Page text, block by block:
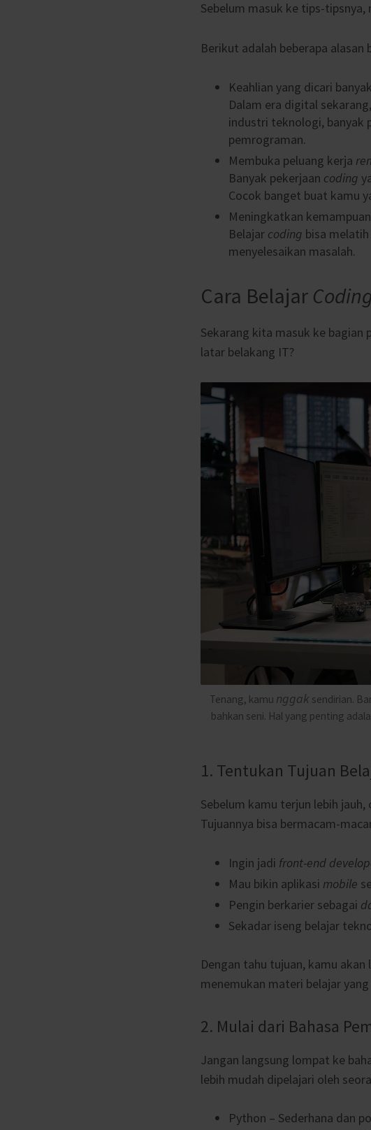
Sebelum masuk ke tips-tipsnya,
Berikut adalah beberapa alasan
Keahlian yang dicari
Dalam era digital
industri teknologi, banyak
pemrograman.
Membuka peluang kerja
Banyak pekerjaan coding
Cocok banget buat kamu
Meningkatkan kemampuan
Belajar coding bisa
menyelesaikan masalah.
Cara Belajar
Sekarang kita masuk ke bagian
latar belakang IT?
Tenang, kamu nggak sendirian.
bahkan seni. Hal yang penting
1. Tentukan Tujuan
Sebelum kamu terjun lebih
Tujuannya bisa bermacam-
Ingin jadi front-end
Mau bikin aplikasi mobile
Pengin berkarier sebagai
Sekadar iseng belajar
Dengan tahu tujuan, kamu
menemukan materi belajar
2. Mulai dari Bahasa
Jangan langsung lompat ke
lebih mudah dipelajari oleh
Python – Sederhana dan